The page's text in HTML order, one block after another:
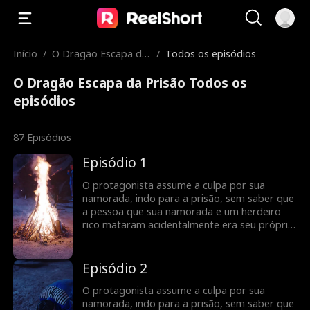
Início / O Dragão Escapa da
/ Todos os episódios
O Dragão Escapa da Prisão Todos os
episódios
87 Episódios
Episódio 1
O protagonista assume a culpa por sua
namorada, indo para a prisão, sem saber que
a pessoa que sua namorada e um herdeiro
rico mataram acidentalmente era seu próprio
o herdeiro. Arrependido e de coração
partido, o protagonista herda o legado de
uma poderosa organização secreta enquanto
está na prisão. Os discípulos dessa
Episódio 2
O protagonista assume a culpa por sua
namorada, indo para a prisão, sem saber que